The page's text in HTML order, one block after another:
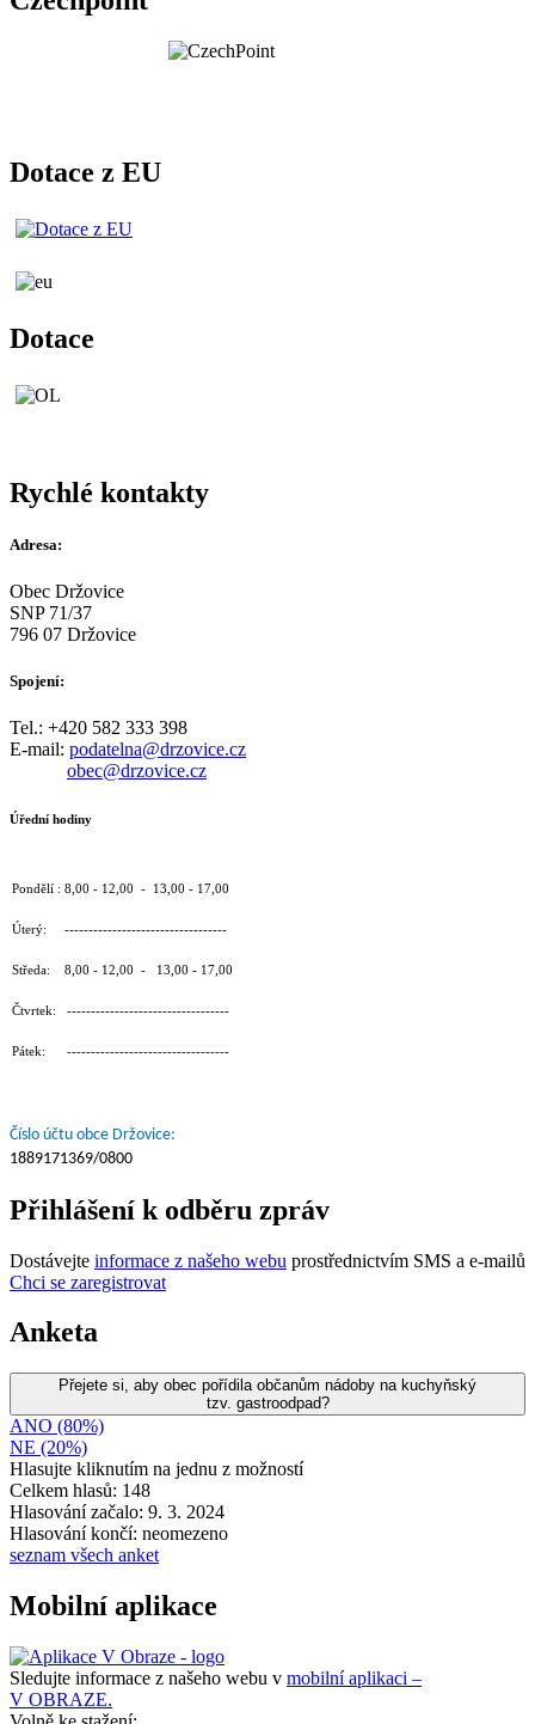
Dotace z EU
Dotace
Rychlé kontakty
Adresa:
Obec Držovice
SNP 71/37
796 07 Držovice
Spojení:
Tel.: +420 582 333 398
E-mail: podatelna@drzovice.cz
obec@drzovice.cz
Úřední hodiny
Pondělí : 8,00 - 12,00 - 13,00 - 17,00
Úterý: ----------------------------------
Středa: 8,00 - 12,00 - 13,00 - 17,00
Čtvrtek: ----------------------------------
Pátek: ----------------------------------
Číslo účtu obce Držovice:
1889171369/0800
Přihlášení k odběru zpráv
Dostávejte informace z našeho webu prostřednictvím SMS a e-mailů
Chci se zaregistrovat
Anketa
Přejete si, aby obec pořídila občanům nádoby na kuchyňský
tzv. gastroodpad?
ANO (80%)
NE (20%)
Hlasujte kliknutím na jednu z možností
Celkem hlasů: 148
Hlasování začalo: 9. 3. 2024
Hlasování končí: neomezeno
seznam všech anket
Mobilní aplikace
Sledujte informace z našeho webu v mobilní aplikaci –
V OBRAZE.